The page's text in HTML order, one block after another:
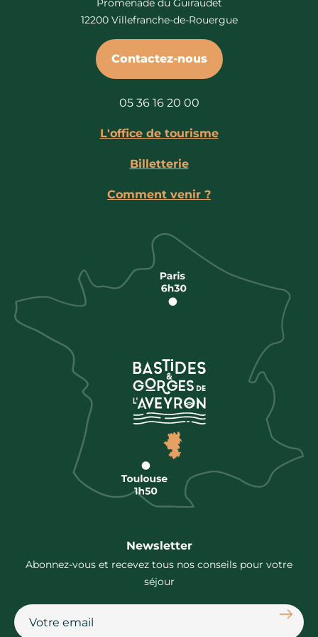
Promenade du Guiraudet
12200 Villefranche-de-Rouergue
Contactez-nous
05 36 16 20 00
L'office de tourisme
Billetterie
Comment venir ?
Newsletter
Abonnez-vous et recevez tous nos conseils pour votre
séjour